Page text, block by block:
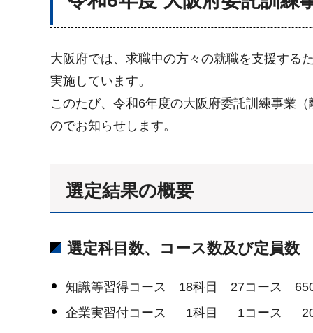
大阪府では、求職中の方々の就職を支援する
実施しています。
このたび、令和6年度の大阪府委託訓練事業
のでお知らせします。
選定結果の概要
選定科目数、コース数及び定員数
知識等習得コース 18科目 27コース
企業実習付コース 1科目 1コース